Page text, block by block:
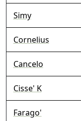
Simy
Cornelius
Cancelo
Cisse' K
Farago'